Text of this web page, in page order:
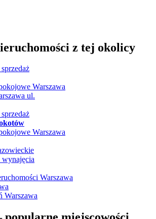
z tej okolicy
Warszawa
ul.
Warszawa
wynajęcia
Warszawa
Warszawa